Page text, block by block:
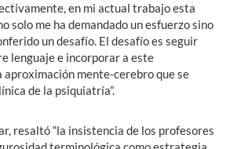
en mi actual trabajo esta
solo me ha demandado un esfuerzo sino
un desafío. El desafío es seguir
lenguaje e incorporar a este
aproximación mente-cerebro que se
de la psiquiatría”.
resaltó “la insistencia de los profesores